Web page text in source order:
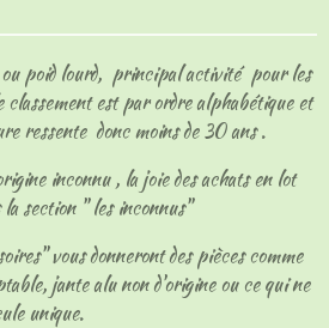
g
r
g
r
g
r
g
r
ou poid lourd, principal activité pour les
est par ordre alphabétique et
ressente donc moins de 30 ans .
inconnu , la joie des achats en lot
section " les inconnus"
vous donneront des pièces comme
jante alu non d'origine ou ce qui ne
unique.